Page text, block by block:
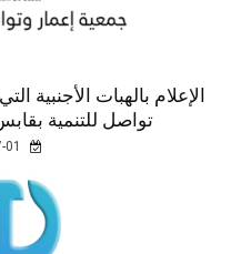
الإعلام بالهبات الأجنبية
تواصل للتنمية بقابس بتاريخ